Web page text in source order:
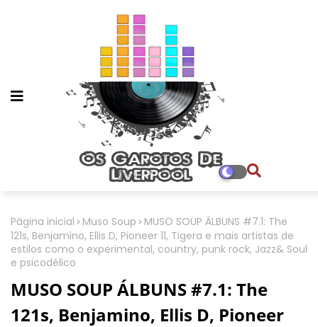
Página inicial Muso Soup
MUSO SOUP ÁLBUNS #7.1: The
121s, Benjamino, Ellis D, Pioneer 11, Tigera e mais artistas de
estilos como o experimental, country, punk rock, Jazz& Soul
e psicodélico
MUSO SOUP ÁLBUNS #7.1: The
121s, Benjamino, Ellis D, Pioneer